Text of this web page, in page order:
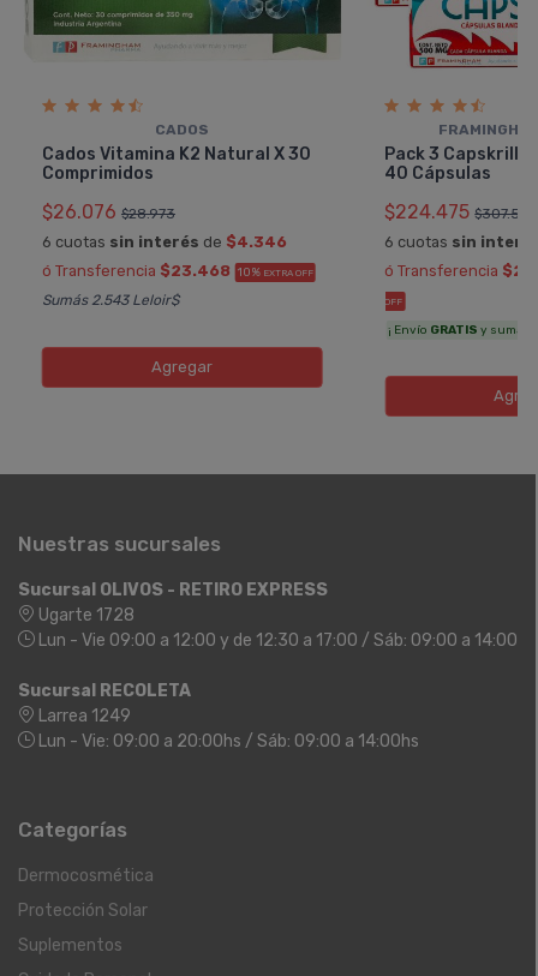
CADOS
Cados Vitamina K2 Natural X 30
Comprimidos
$26.076 $28.973
6 cuotas sin interés de $4.346
ó Transferencia $23.468 10% EXTRA OFF
Sumás 2.543 Leloir$
Agregar
Pack 3 Capskrill
40 Cápsulas
$224.475
6 cuotas sin
ó Transferencia
OFF
¡ Envío GRATIS y sumás
Nuestras sucursales
Sucursal OLIVOS - RETIRO EXPRESS
Ugarte 1728
Lun - Vie 09:00 a 12:00 y de 12:30 a 17:00 / Sáb: 09:00 a 14:00
Sucursal RECOLETA
Larrea 1249
Lun - Vie: 09:00 a 20:00hs / Sáb: 09:00 a 14:00hs
Categorías
Dermocosmética
Protección Solar
Suplementos